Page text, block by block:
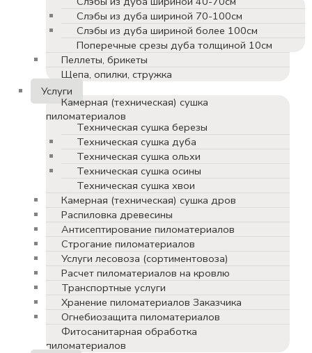
Слэбы из дуба шириной 70-100см
Слэбы из дуба шириной более 100см
Поперечные срезы дуба толщиной 10см
Пеллеты, брикеты
Щепа, опилки, стружка
Услуги
Камерная (техническая) сушка
пиломатериалов
Техническая сушка березы
Техническая сушка дуба
Техническая сушка ольхи
Техническая сушка осины
Техническая сушка хвои
Камерная (техническая) сушка дров
Распиловка древесины
Антисептирование пиломатериалов
Строгание пиломатериалов
Услуги лесовоза (сортиментовоза)
Расчет пиломатериалов на кровлю
Транспортные услуги
Хранение пиломатериалов Заказчика
Огнебиозащита пиломатериалов
Фитосанитарная обработка
пиломатериалов